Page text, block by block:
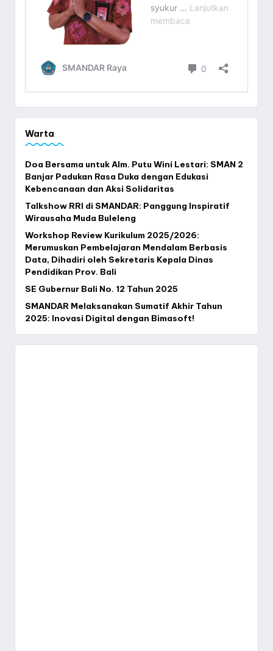
Warta
Doa Bersama untuk Alm. Putu Wini Lestari: SMAN 2
Banjar Padukan Rasa Duka dengan Edukasi
Kebencanaan dan Aksi Solidaritas
Talkshow RRI di SMANDAR: Panggung Inspiratif
Wirausaha Muda Buleleng
Workshop Review Kurikulum 2025/2026:
Merumuskan Pembelajaran Mendalam Berbasis
Data, Dihadiri oleh Sekretaris Kepala Dinas
Pendidikan Prov. Bali
SE Gubernur Bali No. 12 Tahun 2025
SMANDAR Melaksanakan Sumatif Akhir Tahun
2025: Inovasi Digital dengan Bimasoft!